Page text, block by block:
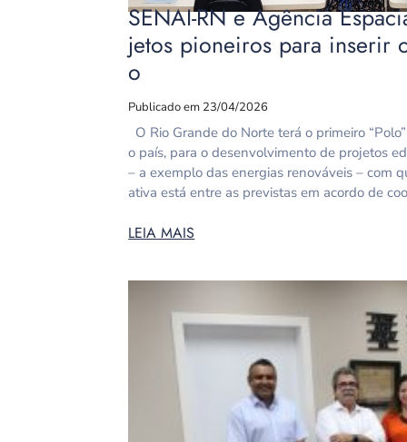
SENAI-RN e Agência
jetos pioneiros para inserir
o
Publicado em 23/04/2026
O Rio Grande do Norte terá o primeiro
o país, para o desenvolvimento de projetos
– a exemplo das energias renováveis – com
ativa está entre as previstas em acordo de
LEIA MAIS